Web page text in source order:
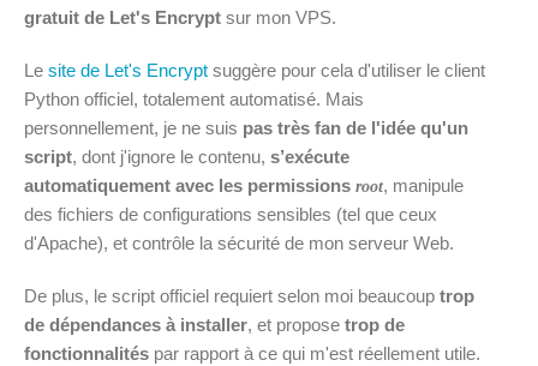
gratuit de Let's Encrypt sur mon VPS.
Le site de Let's Encrypt suggère pour cela d'utiliser le client
Python officiel, totalement automatisé. Mais
personnellement, je ne suis pas très fan de l'idée qu'un
script, dont j'ignore le contenu, s’exécute
automatiquement avec les permissions root, manipule
des fichiers de configurations sensibles (tel que ceux
d'Apache), et contrôle la sécurité de mon serveur Web.
De plus, le script officiel requiert selon moi beaucoup trop
de dépendances à installer, et propose trop de
fonctionnalités par rapport à ce qui m'est réellement utile.